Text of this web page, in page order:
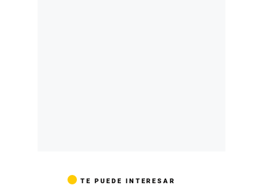
TE PUEDE INTERESAR